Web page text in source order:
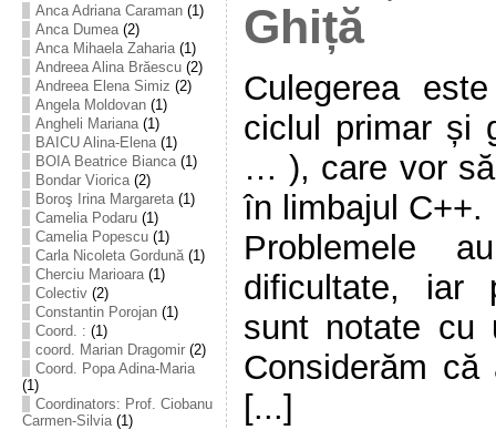
Anca Adriana Caraman(1)
Anca Dumea(2)
Anca Mihaela Zaharia(1)
Andreea Alina Brăescu(2)
Andreea Elena Simiz (2)
Angela Moldovan(1)
Angheli Mariana(1)
BAICU Alina-Elena(1)
BOIA Beatrice Bianca(1)
Bondar Viorica(2)
Boroş Irina Margareta(1)
Camelia Podaru(1)
Camelia Popescu(1)
Carla Nicoleta Gordună(1)
Cherciu Marioara(1)
Colectiv(2)
Constantin Porojan(1)
Coord. : (1)
coord. Marian Dragomir(2)
Coord. Popa Adina-Maria
(1)
Coordinators: Prof. Ciobanu
Carmen-Silvia(1)
Ghiță
Culegerea
ciclul primar și
… ), care vor
în limbajul C++.
Problemele
dificultate, iar
sunt notate cu
Considerăm
[...]